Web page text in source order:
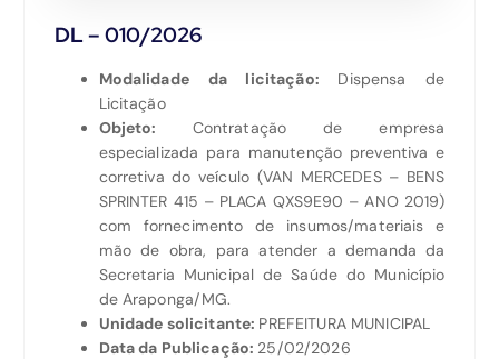
DL – 010/2026
Modalidade da licitação: Dispensa de
Licitação
Objeto: Contratação de empresa
especializada para manutenção preventiva e
corretiva do veículo (VAN MERCEDES – BENS
SPRINTER 415 – PLACA QXS9E90 – ANO 2019)
com fornecimento de insumos/materiais e
mão de obra, para atender a demanda da
Secretaria Municipal de Saúde do Município
de Araponga/MG.
Unidade solicitante: PREFEITURA MUNICIPAL
Data da Publicação: 25/02/2026